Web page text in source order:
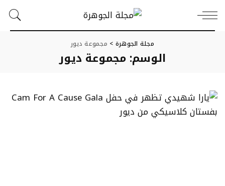
مجلة الجوهرة > مجموعة ديور
الوسم: مجموعة ديور